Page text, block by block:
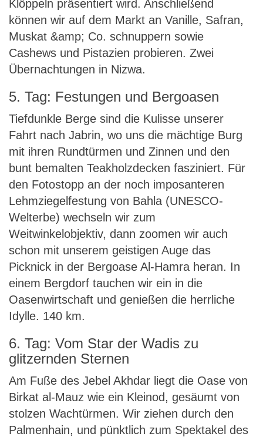
Klöppeln präsentiert wird. Anschließend
können wir auf dem Markt an Vanille, Safran,
Muskat &amp; Co. schnuppern sowie
Cashews und Pistazien probieren. Zwei
Übernachtungen in Nizwa.
5. Tag: Festungen und Bergoasen
Tiefdunkle Berge sind die Kulisse unserer
Fahrt nach Jabrin, wo uns die mächtige Burg
mit ihren Rundtürmen und Zinnen und den
bunt bemalten Teakholzdecken fasziniert. Für
den Fotostopp an der noch imposanteren
Lehmziegelfestung von Bahla (UNESCO-
Welterbe) wechseln wir zum
Weitwinkelobjektiv, dann zoomen wir auch
schon mit unserem geistigen Auge das
Picknick in der Bergoase Al-Hamra heran. In
einem Bergdorf tauchen wir ein in die
Oasenwirtschaft und genießen die herrliche
Idylle. 140 km.
6. Tag: Vom Star der Wadis zu
glitzernden Sternen
Am Fuße des Jebel Akhdar liegt die Oase von
Birkat al-Mauz wie ein Kleinod, gesäumt von
stolzen Wachtürmen. Wir ziehen durch den
Palmenhain, und pünktlich zum Spektakel des